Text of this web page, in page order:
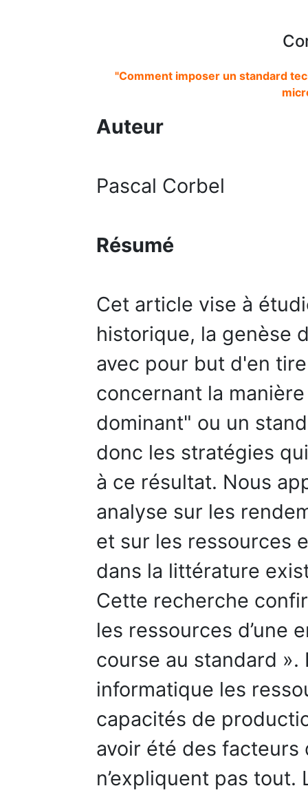
"Comment imposer un standard
Auteur
Pascal Corbel
Résumé
Cet article vise à
historique, la genèse
avec pour but d'en
concernant la
dominant" ou un
donc les stratégies
à ce résultat. Nous
analyse sur les
et sur les ressources
dans la littérature
Cette recherche
les ressources d’une
course au standard
informatique les
capacités de
avoir été des facteurs
n’expliquent pas